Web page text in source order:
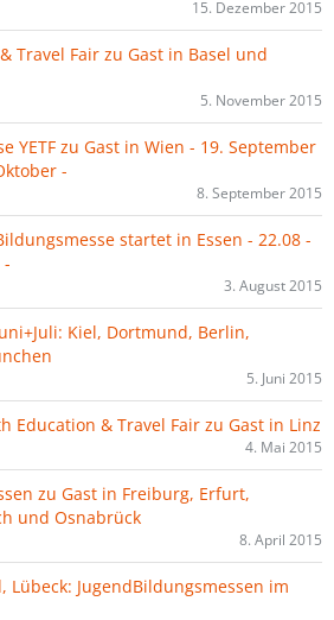
15. Dezember 2015
Travel Fair zu Gast in Basel und
5. November 2015
YETF zu Gast in Wien - 19. September
-
8. September 2015
startet in Essen - 22.08 -
-
3. August 2015
Kiel, Dortmund, Berlin,
5. Juni 2015
Education & Travel Fair zu Gast in Linz
4. Mai 2015
zu Gast in Freiburg, Erfurt,
und Osnabrück
8. April 2015
Lübeck: JugendBildungsmessen im